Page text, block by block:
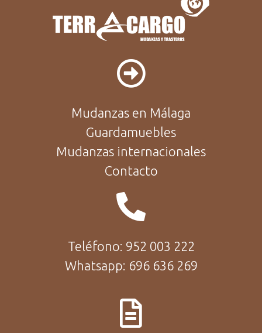
Mudanzas en Málaga
Guardamuebles
Mudanzas internacionales
Contacto
Teléfono: 952 003 222
Whatsapp: 696 636 269